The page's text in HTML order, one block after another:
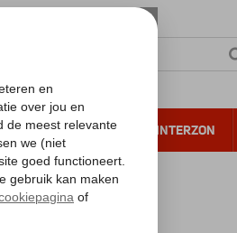
ALL INCLUSIVE WINTERZON